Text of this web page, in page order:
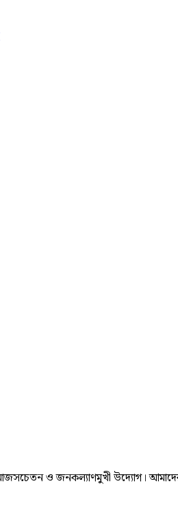
ও জনকল্যাণমুখী উদ্যোগ। আমাদের